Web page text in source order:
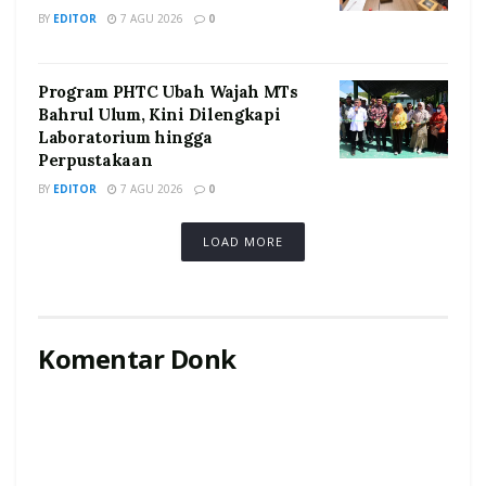
BY EDITOR 7 AGU 2026 0
Program PHTC Ubah Wajah MTs
Bahrul Ulum, Kini Dilengkapi
Laboratorium hingga
Perpustakaan
BY EDITOR 7 AGU 2026 0
LOAD MORE
Komentar Donk